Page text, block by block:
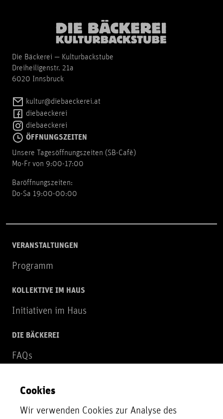
Die Bäckerei — Kulturbackstube
Dreiheiligenstr. 21a
6020 Innsbruck
kultur@diebaeckerei.at
diebaeckerei
diebaeckerei
ÖFFNUNGSZEITEN
Unsere Tagesöffnungszeiten (SB-Cafè)
Mo-Fr von 9:00-17:00
Baröffnungszeiten:
Do-Sa 19:00-00:00
VERANSTALTUNGEN
Programm
KOLLEKTIVE IM HAUS
Initiativen im Haus
DIE BÄCKEREI
FAQs
NEWSLETTER
Zur Newsletter Anmeldung
Cookies
Wir verwenden Cookies zur Analyse des